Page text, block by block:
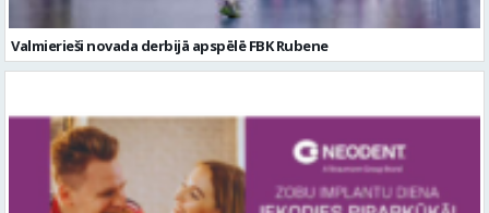
Valmierieši novada derbijā apspēlē FBK Rubene